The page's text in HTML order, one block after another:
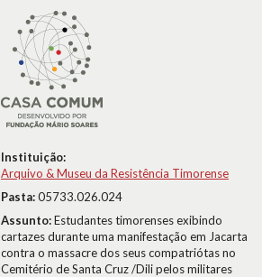
Instituição:
Arquivo & Museu da Resistência Timorense
Pasta:05733.026.024
Assunto:Estudantes timorenses exibindo
cartazes durante uma manifestação em Jacarta
contra o massacre dos seus compatriótas no
Cemitério de Santa Cruz /Dili pelos militares